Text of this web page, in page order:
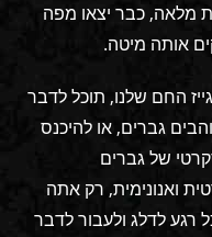
מלאה, כבר יצאו מפה
אותה מיטה.
החם שלנו, תוכל לדבר
גברים, או להיכנס
של גברים
ואנונימית, רק אתה
לדלג ולעבור לדבר